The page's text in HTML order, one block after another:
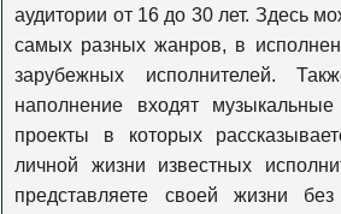
MTV 80s
M1
аудитории от 16 до 30 лет. Здесь
самых разных жанров, в
зарубежных исполнителей.
наполнение входят
проекты в которых
личной жизни известных
представляете своей жизни